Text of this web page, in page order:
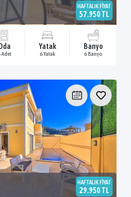
HAFTALIK FİYAT
57.950 TL
Adet
Yatak
6 Yatak
Banyo
6 Banyo
HAFTALIK FİYAT
29.950 TL